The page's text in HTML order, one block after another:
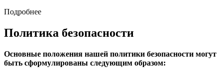
Подробнее
Политика безопасности
Основные положения нашей политики безопасности могут
быть сформулированы следующим образом: